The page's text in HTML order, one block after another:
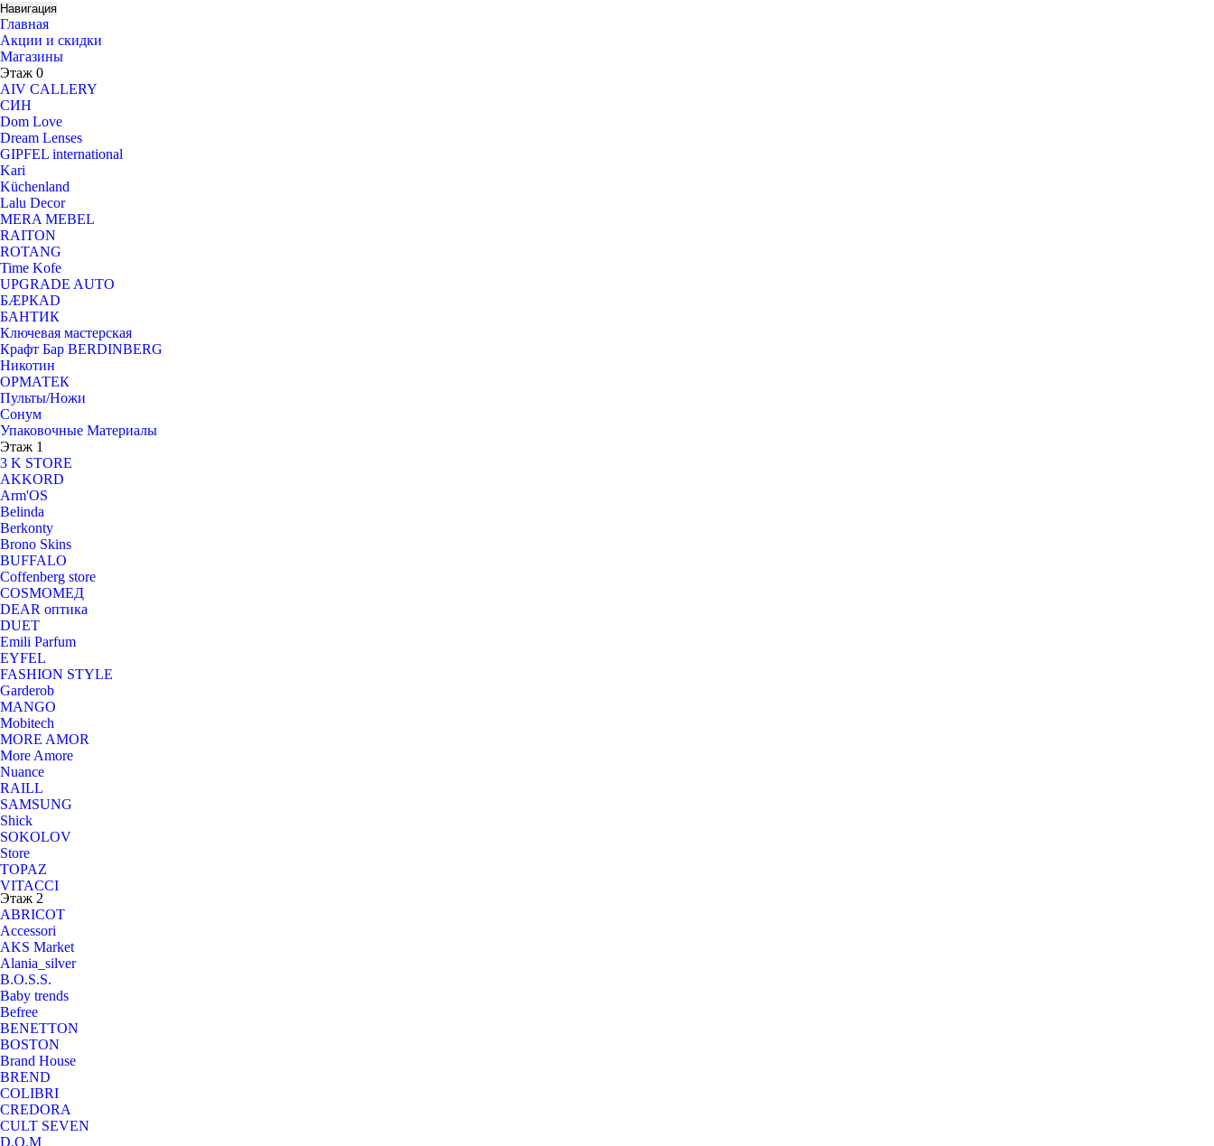
Навигация
Главная
Акции и скидки
Магазины
Этаж 0
AIV CALLERY
CИH
Dom Love
Dream Lenses
GIPFEL international
Kari
Küchenland
Lalu Decor
MERA MEBEL
RAITON
ROTANG
Time Kofe
UPGRADE AUTO
БÆРКАD
БАНТИК
Ключевая мастерская
Крафт Бар BERDINBERG
Никотин
ОРМАТЕК
Пульты/Ножи
Сонум
Упаковочные Материалы
Этаж 1
3 K STORE
AKKORD
Arm'OS
Belinda
Berkonty
Brono Skins
BUFFALO
Coffenberg store
COSMOМЕД
DEAR оптика
DUET
Emili Parfum
EYFEL
FASHION STYLE
Garderob
MANGO
Mobitech
MORE AMOR
More Amore
Nuance
RAILL
SAMSUNG
Shick
SOKOLOV
Store
TOPAZ
VITACCI
Zarina
Zvezda
АйЛайф
Анечка
Аптека "Ал. Фарм"
Аяваска
Бантик
Бутик МАРМЕЛАДА
Вешалка
Вкус Экзо
Империя Сумок
Карат
КОФЕАЙЛЭНД
Мегафон
Мороженое "33 пингвина"
Этаж 2
ABRICOT
Accessori
AKS Market
Alania_silver
B.O.S.S.
Baby trends
Befree
BENETTON
BOSTON
Brand House
BREND
COLIBRI
CREDORA
CULT SEVEN
D.O.M